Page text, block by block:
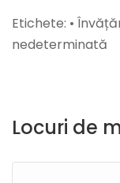
Etichete: •
nedeterminată
Locuri de